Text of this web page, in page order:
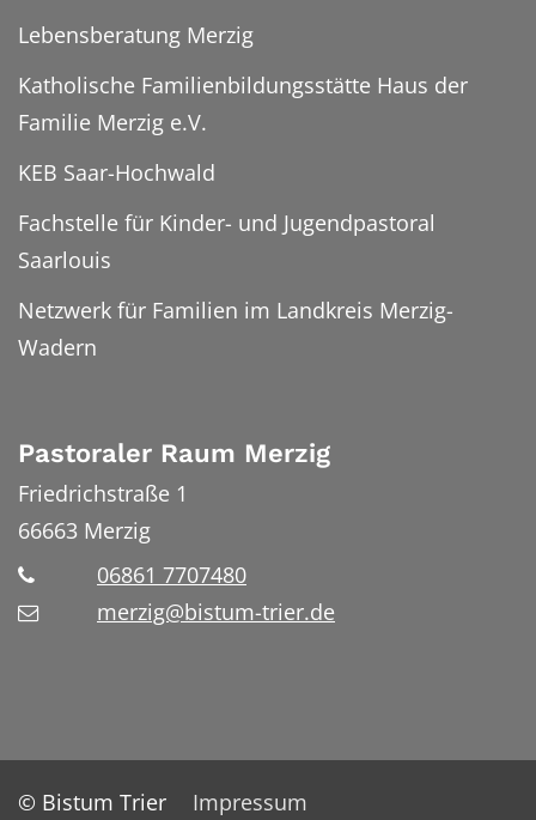
Lebensberatung Merzig
Katholische Familienbildungsstätte Haus der
Familie Merzig e.V.
KEB Saar-Hochwald
Fachstelle für Kinder- und Jugendpastoral
Saarlouis
Netzwerk für Familien im Landkreis Merzig-
Wadern
Pastoraler Raum Merzig
Friedrichstraße 1
66663 Merzig
06861 7707480
merzig@bistum-trier.de
© Bistum Trier Impressum